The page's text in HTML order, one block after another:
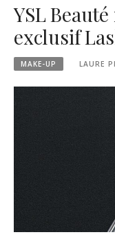
YSL
exclusif
MAKE-UP LAURE